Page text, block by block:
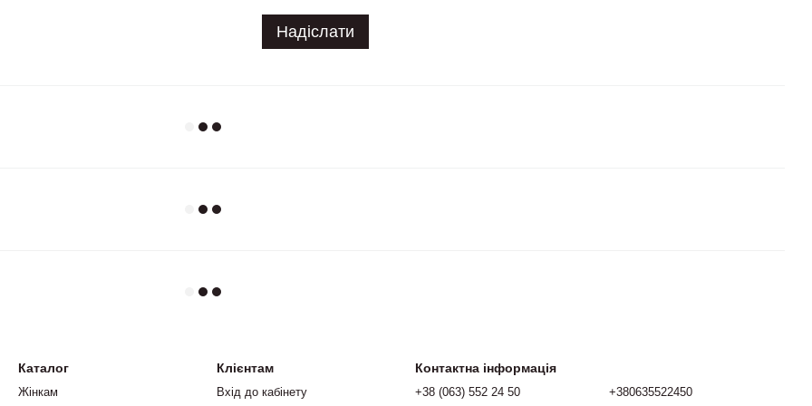
Надіслати
Каталог
Жінкам
Клієнтам
Вхід до кабінету
Контактна інформація
+38 (063) 552 24 50 +380635522450